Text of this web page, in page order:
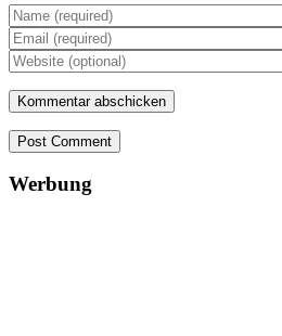
Post Comment
Werbung